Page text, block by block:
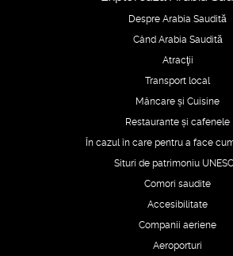
Despre Arabia Saudită
Când Arabia Saudită
Atracţii
Transport local
Mâncare și Cuisine
Restaurante și cafenele
În cazul în care pentru a face
Situri de patrimoniu
Comori saudite
Accesibilitate
Companii aeriene
Aeroporturi